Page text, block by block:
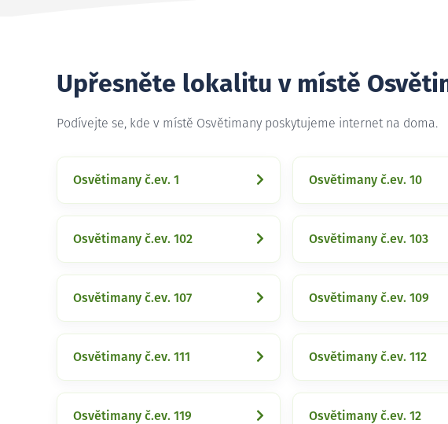
Upřesněte lokalitu v místě
Podívejte se, kde v místě Osvětimany poskytujeme internet na doma.
Osvětimany č.ev. 1 Osvětimany č.ev. 10
Osvětimany č.ev. 102 Osvětimany č.ev. 103
Osvětimany č.ev. 107 Osvětimany č.ev. 109
Osvětimany č.ev. 111 Osvětimany č.ev. 112
Osvětimany č.ev. 119 Osvětimany č.ev. 12